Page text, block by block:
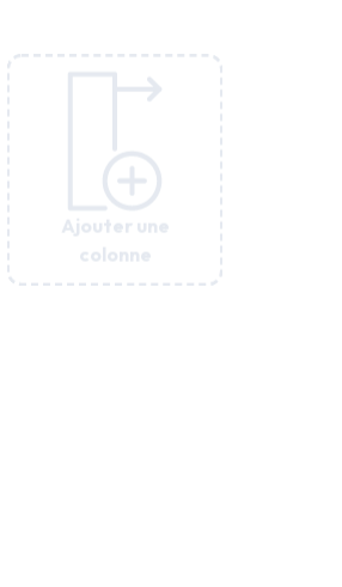
Ajouter une
colonne
Ajouter une
colonne
Ajouter une
colonne
Ajouter une
colonne
Ajouter une
colonne
Ajouter une
colonne